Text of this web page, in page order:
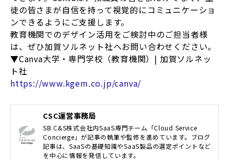
徒の皆さまが自信を持って視覚的にコミュニケーショ
ンできるようにご支援します。
教育機関でのデザイン活用をご検討中のご担当者様
は、ぜひ加賀ソルネット社へお問い合わせください。
▼Canva大学・専門学校（教育機関）| 加賀ソルネッ
ト社
https://www.kgem.co.jp/canva/
CSC運営事務局
SB C&S株式会社内SaaS専門チーム「Cloud Service
Concierge」が記事の執筆や監修を進めています。ブログ
記事は、SaaSの基礎知識やSaaS製品の選定ポイントなど
を中心に情報を発信しています。